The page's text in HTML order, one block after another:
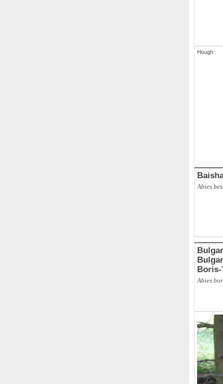
Hough
Abies
Boris-
Abies